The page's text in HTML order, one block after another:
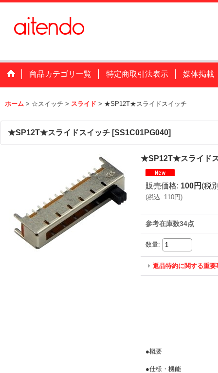
商品カテゴリ一覧 特定商取引法表示 媒体掲載
ホーム > ☆スイッチ > スライド > ★SP12T★スライドスイッチ
★SP12T★スライドスイッチ [SS1C01PG040]
★SP12T★スライド
販売価格: 100円 (税
(税込: 110円)
参考在庫数34点
数量:
返品特約に関する重要
●概要
●仕様・機能